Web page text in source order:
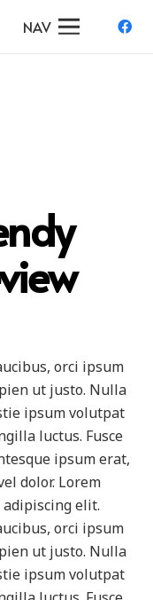
NAV
orci ipsum
ut justo. Nulla
ipsum volutpat
luctus. Fusce
ipsum erat,
dolor. Lorem
elit.
orci ipsum
ut justo. Nulla
ipsum volutpat